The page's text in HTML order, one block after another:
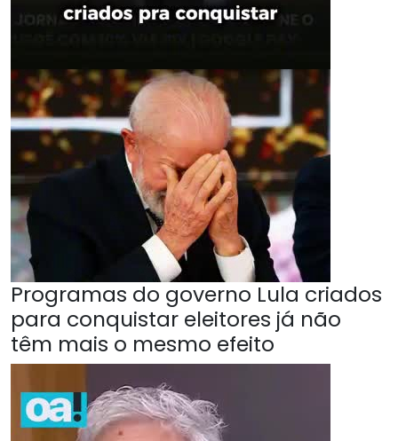
Programas do governo Lula criados
para conquistar eleitores já não
têm mais o mesmo efeito